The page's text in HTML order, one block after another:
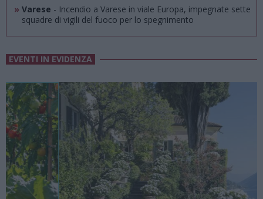
» Varese - Incendio a Varese in viale Europa, impegnate sette
squadre di vigili del fuoco per lo spegnimento
EVENTI IN EVIDENZA